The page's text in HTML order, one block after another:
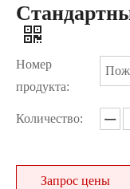
Номер
продукта:
Количество:
Запрос цены